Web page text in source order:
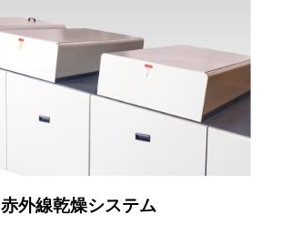
赤外線乾燥システム